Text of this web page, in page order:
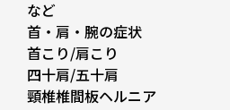
など
首・肩・腕の症状
首こり/肩こり
四十肩/五十肩
頸椎椎間板ヘルニア